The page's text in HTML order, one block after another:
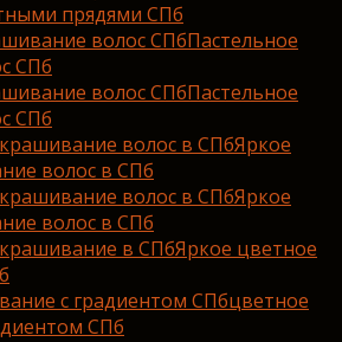
прядями СПб
Пастельное
СПб
Пастельное
СПб
Яркое
волос в СПб
Яркое
волос в СПб
Яркое цветное
цветное
СПб